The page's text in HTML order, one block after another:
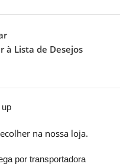
à Lista de Desejos
na nossa loja.
por transportadora